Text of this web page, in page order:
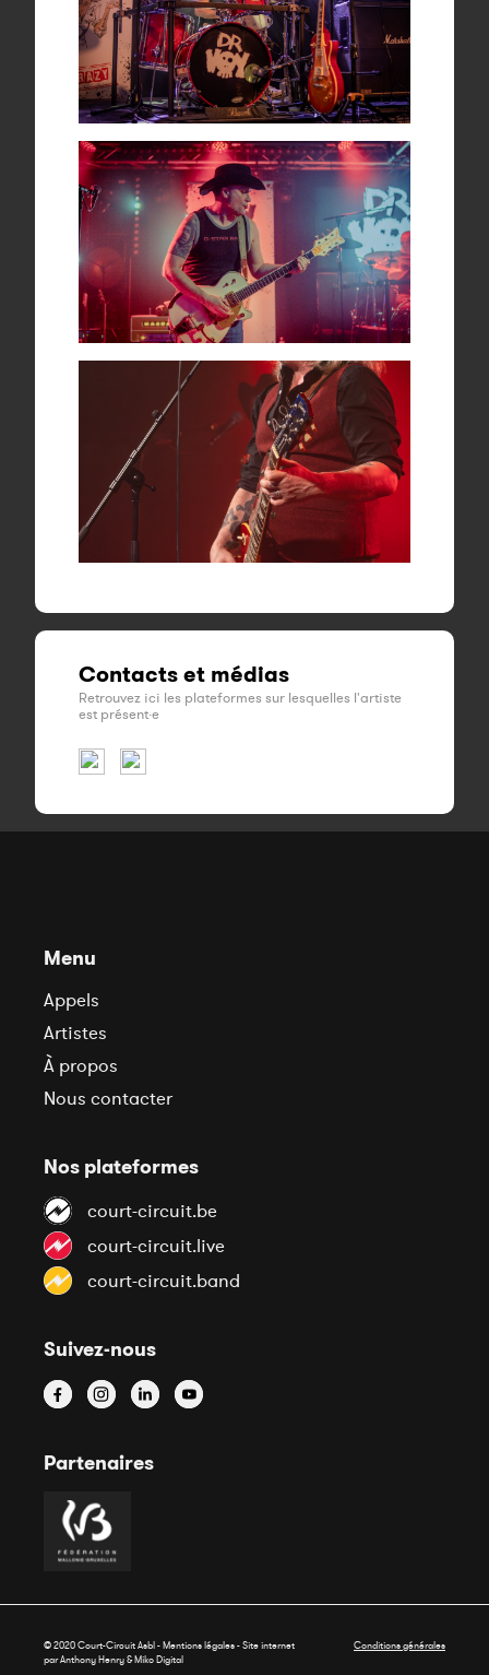
Contacts et médias
Retrouvez ici les plateformes sur lesquelles l'artiste
est présent·e
Menu
Appels
Artistes
À propos
Nous contacter
Nos plateformes
court-circuit.be
court-circuit.live
court-circuit.band
Suivez-nous
Partenaires
© 2020 Court-Circuit Asbl - Mentions légales - Site internet
par Anthony Henry &Miko Digital
Conditions générales